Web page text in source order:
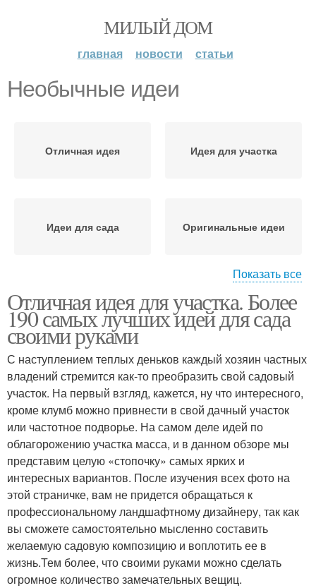
МИЛЫЙ ДОМ
главная новости статьи
Необычные идеи
Отличная идея Идея для участка
Идеи для сада Оригинальные идеи
Дешевые идеи Идеи для дачи
Новые идеи Гениальные идеи
Идеи для дач Идеи для участка
Интересные идеи Идеи для украшения
Показать все
Отличная идея для участка. Более
190 самых лучших идей для сада
своими руками
С наступлением теплых деньков каждый хозяин частных
владений стремится как-то преобразить свой садовый
участок. На первый взгляд, кажется, ну что интересного,
кроме клумб можно привнести в свой дачный участок
или частотное подворье. На самом деле идей по
облагорожению участка масса, и в данном обзоре мы
представим целую «стопочку» самых ярких и
интересных вариантов. После изучения всех фото на
этой страничке, вам не придется обращаться к
профессиональному ландшафтному дизайнеру, так как
вы сможете самостоятельно мысленно составить
желаемую садовую композицию и воплотить ее в
жизнь.Тем более, что своими руками можно сделать
огромное количество замечательных вещиц.